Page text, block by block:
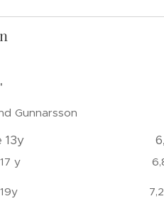
Gunnarsson
13y
17 y
19y 7,23/